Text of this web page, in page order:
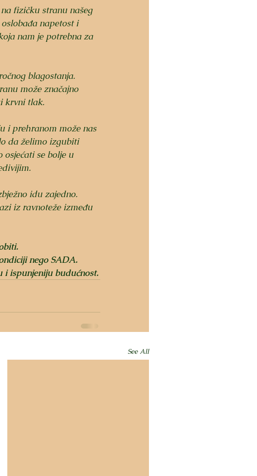
fizičku stranu našeg
napetost i
nam je potrebna za
blagostanja.
može značajno
krvni tlak.
i prehranom može nas
da želimo izgubiti
se bolje u
idu zajedno.
iz ravnoteže između
nego SADA.
i ispunjeniju budućnost.
See All